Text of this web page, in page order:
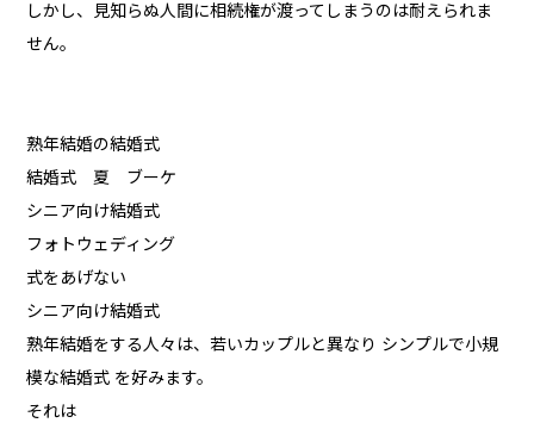
しかし、見知らぬ人間に相続権が渡ってしまうのは耐えられま
せん。
熟年結婚の結婚式
結婚式 夏 ブーケ
シニア向け結婚式
フォトウェディング
式をあげない
シニア向け結婚式
熟年結婚をする人々は、若いカップルと異なり シンプルで小規
模な結婚式 を好みます。
それは